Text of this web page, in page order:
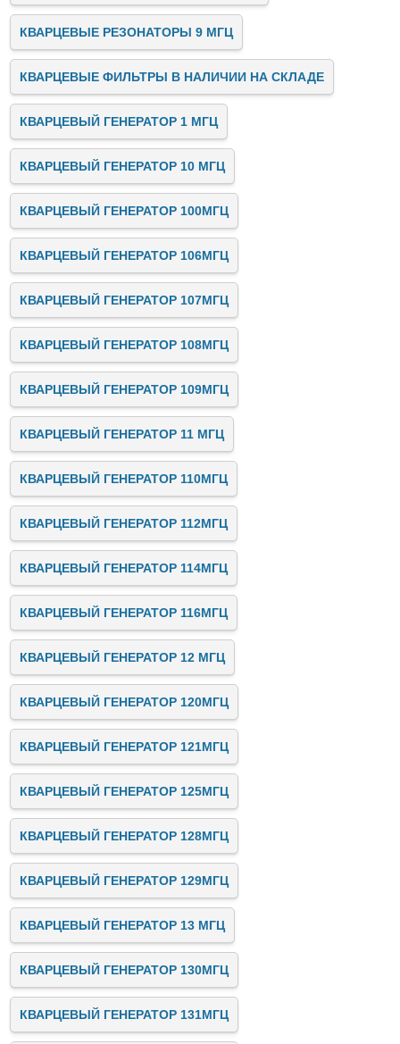
КВАРЦЕВЫЕ РЕЗОНАТОРЫ 9 МГЦ
КВАРЦЕВЫЕ ФИЛЬТРЫ В НАЛИЧИИ НА СКЛАДЕ
КВАРЦЕВЫЙ ГЕНЕРАТОР 1 МГЦ
КВАРЦЕВЫЙ ГЕНЕРАТОР 10 МГЦ
КВАРЦЕВЫЙ ГЕНЕРАТОР 100МГЦ
КВАРЦЕВЫЙ ГЕНЕРАТОР 106МГЦ
КВАРЦЕВЫЙ ГЕНЕРАТОР 107МГЦ
КВАРЦЕВЫЙ ГЕНЕРАТОР 108МГЦ
КВАРЦЕВЫЙ ГЕНЕРАТОР 109МГЦ
КВАРЦЕВЫЙ ГЕНЕРАТОР 11 МГЦ
КВАРЦЕВЫЙ ГЕНЕРАТОР 110МГЦ
КВАРЦЕВЫЙ ГЕНЕРАТОР 112МГЦ
КВАРЦЕВЫЙ ГЕНЕРАТОР 114МГЦ
КВАРЦЕВЫЙ ГЕНЕРАТОР 116МГЦ
КВАРЦЕВЫЙ ГЕНЕРАТОР 12 МГЦ
КВАРЦЕВЫЙ ГЕНЕРАТОР 120МГЦ
КВАРЦЕВЫЙ ГЕНЕРАТОР 121МГЦ
КВАРЦЕВЫЙ ГЕНЕРАТОР 125МГЦ
КВАРЦЕВЫЙ ГЕНЕРАТОР 128МГЦ
КВАРЦЕВЫЙ ГЕНЕРАТОР 129МГЦ
КВАРЦЕВЫЙ ГЕНЕРАТОР 13 МГЦ
КВАРЦЕВЫЙ ГЕНЕРАТОР 130МГЦ
КВАРЦЕВЫЙ ГЕНЕРАТОР 131МГЦ